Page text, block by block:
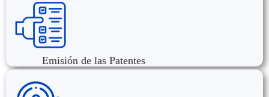
Emisión de las Patentes